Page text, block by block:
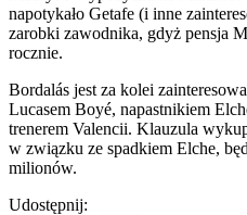
napotykało Getafe (i inne
zarobki zawodnika, gdyż pensja
rocznie.
Bordalás jest za kolei
Lucasem Boyé, napastnikiem
trenerem Valencii. Klauzula
w związku ze spadkiem Elche,
milionów.
Udostępnij: